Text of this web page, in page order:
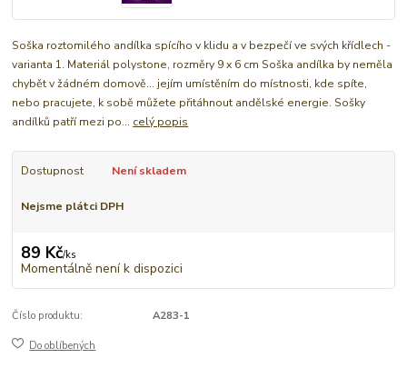
Soška roztomilého andílka spícího v klidu a v bezpečí ve svých křídlech -
varianta 1. Materiál polystone, rozměry 9 x 6 cm Soška andílka by neměla
chybět v žádném domově... jejím umístěním do místnosti, kde spíte,
nebo pracujete, k sobě můžete přitáhnout andělské energie. Sošky
andílků patří mezi po... celý popis
Dostupnost Není skladem
Nejsme plátci DPH
89 Kč/ks
Momentálně není k dispozici
Číslo produktu: A283-1
Do oblíbených